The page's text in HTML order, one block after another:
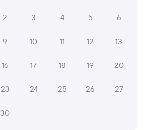
2 3 4 5 6
9 10 11 12 13
16 17 18 19 20
23 24 25 26 27
30